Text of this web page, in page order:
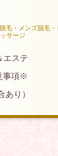
毛・メンズ脱毛・
サージ
エステ
事項※
り）